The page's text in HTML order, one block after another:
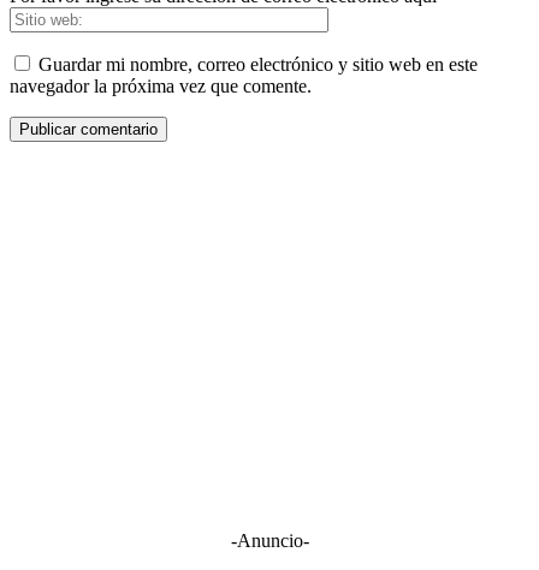
Guardar mi nombre, correo electrónico y sitio web en este
navegador la próxima vez que comente.
-Anuncio-